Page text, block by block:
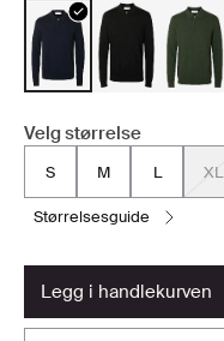
Velg størrelse
S M L XL
størrelsesguide
legg i handlekurven